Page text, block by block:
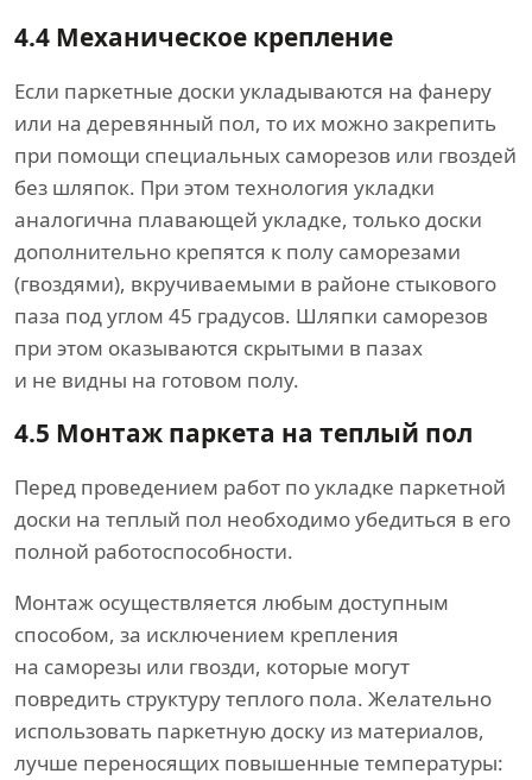
4.4 Механическое крепление
Если паркетные доски укладываются на фанеру
или на деревянный пол, то их можно закрепить
при помощи специальных саморезов или гвоздей
без шляпок. При этом технология укладки
аналогична плавающей укладке, только доски
дополнительно крепятся к полу саморезами
(гвоздями), вкручиваемыми в районе стыкового
паза под углом 45 градусов. Шляпки саморезов
при этом оказываются скрытыми в пазах
и не видны на готовом полу.
4.5 Монтаж паркета на теплый пол
Перед проведением работ по укладке паркетной
доски на теплый пол необходимо убедиться в его
полной работоспособности.
Монтаж осуществляется любым доступным
способом, за исключением крепления
на саморезы или гвозди, которые могут
повредить структуру теплого пола. Желательно
использовать паркетную доску из материалов,
лучше переносящих повышенные температуры: